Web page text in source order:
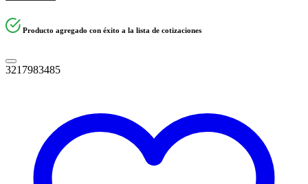
Producto agregado con éxito a la lista de cotizaciones
3217983485